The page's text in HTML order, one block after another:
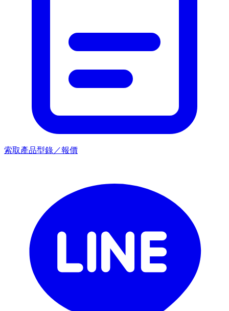
索取產品型錄／報價